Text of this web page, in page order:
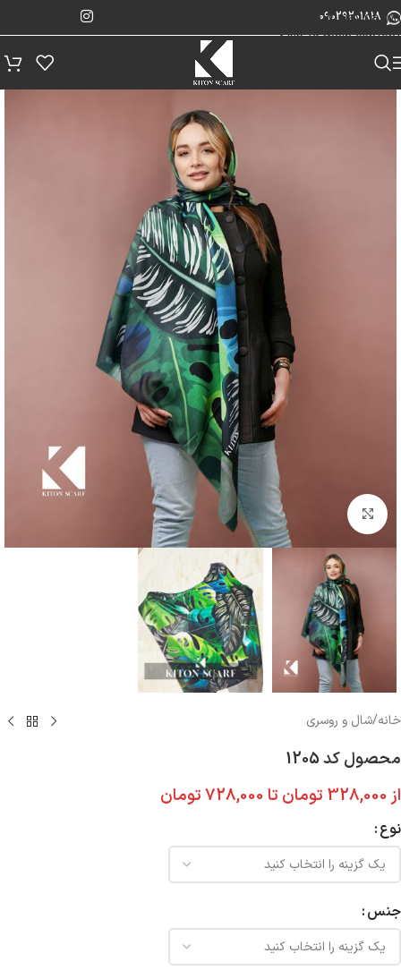
Skip to navigation
Skip to main content
09029201818
بزرگنمایی تصویر
خانه/شال و روسری
محصول کد 1205
از 328,000 تومان تا 728,000تومان
نوع
جنس